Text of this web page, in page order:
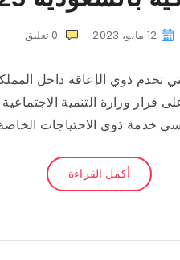
12 مايو، 2023 0 تعليق
تخدم ذوي الإعاقة داخل
وزارة التنمية الاجتماعية
خدمة ذوي الاحتياجات
أكمل القراءة